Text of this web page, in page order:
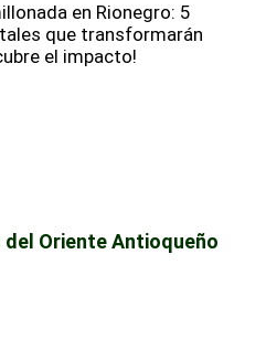
en Rionegro: 5
que transformarán
el impacto!
del Oriente Antioqueño